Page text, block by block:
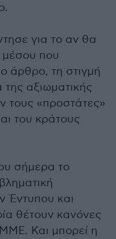
για το αν θα
μέσου που
άρθρο, τη στιγμή
αξιωματικής
τους «προστάτες»
του κράτους
σήμερα το
Έντυπου και
θέτουν κανόνες
Και μπορεί η